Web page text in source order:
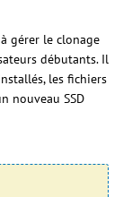
gérer le clonage
débutants. Il
les fichiers
nouveau SSD